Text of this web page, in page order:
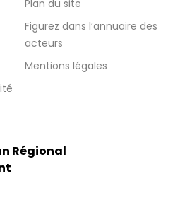
Plan du site
Figurez dans l’annuaire des
acteurs
Mentions légales
Régional